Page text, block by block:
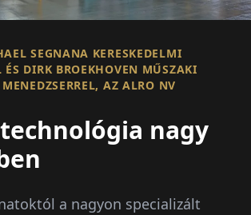
SEGNANA KERESKEDELMI
ÉS DIRK BROEKHOVEN MŰSZAKI
MENEDZSERREL, AZ ALRO NV
nagy
a nagyon specializált